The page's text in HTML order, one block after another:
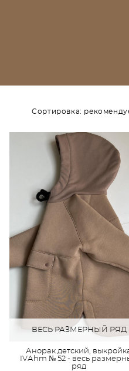
Сортировка:
ВЕСЬ РАЗМЕРНЫЙ РЯД
Анорак детский,
IVАhm № 52 - весь
ряд